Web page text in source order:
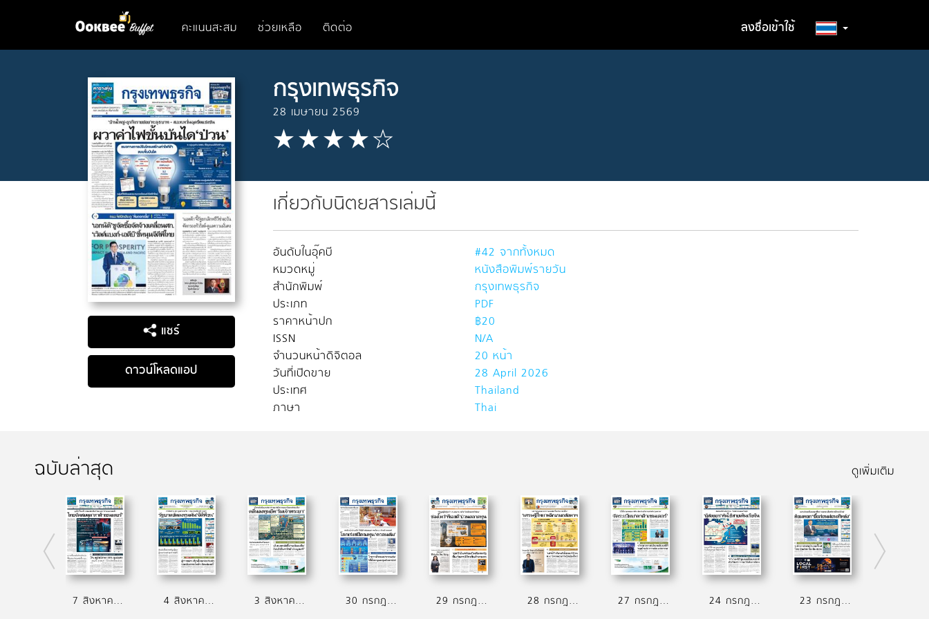
คะแนนสะสม ช่วยเหลือ ติดต่อ ลงชื่อเข้าใช้
แชร์
ดาวน์โหลดแอป
กรุงเทพธุรกิจ
28 เมษายน 2569
เกี่ยวกับนิตยสารเล่มนี้
อันดับในอุ๊คบี
#42 จากทั้งหมด
หมวดหมู่
หนังสือพิมพ์รายวัน
สำนักพิมพ์
กรุงเทพธุรกิจ
ประเภท
PDF
ราคาหน้าปก
฿20
ISSN
N/A
จำนวนหน้าดิจิตอล
20 หน้า
วันที่เปิดขาย
28 April 2026
ประเทศ
Thailand
ภาษา
Thai
ฉบับล่าสุด ดูเพิ่มเติม
7 สิงหาคม 2569 4 สิงหาคม 2569 3 สิงหาคม 2569 30 กรกฎาคม 2569 29 กรกฎาคม 2569 28 กรกฎาคม 2569 27 กรกฎาคม 2569 24 กรกฎาคม 2569 23 กรกฎาคม 2569